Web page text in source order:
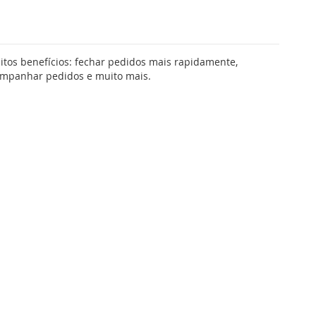
benefícios: fechar pedidos mais rapidamente,
pedidos e muito mais.